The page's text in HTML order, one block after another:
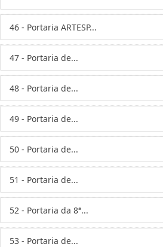
46 - Portaria ARTESP...
47 - Portaria de...
48 - Portaria de...
49 - Portaria de...
50 - Portaria de...
51 - Portaria de...
52 - Portaria da 8ª...
53 - Portaria de...